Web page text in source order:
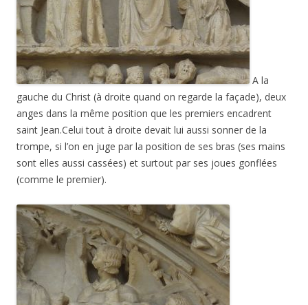
A la
gauche du Christ (à droite quand on regarde la façade), deux
anges dans la même position que les premiers encadrent
saint Jean.Celui tout à droite devait lui aussi sonner de la
trompe, si l’on en juge par la position de ses bras (ses mains
sont elles aussi cassées) et surtout par ses joues gonflées
(comme le premier).